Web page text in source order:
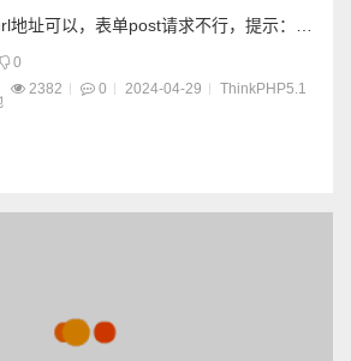
址可以，表单post请求不行，提示：模
0
2382
0 2024-04-29 ThinkPHP5.1